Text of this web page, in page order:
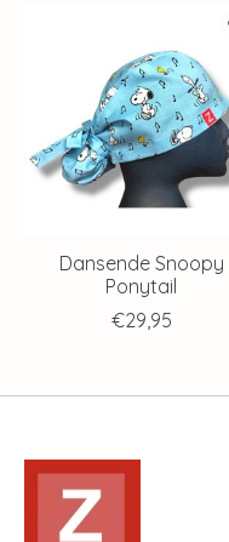
Dansende Snoopy
Ponytail
€29,95